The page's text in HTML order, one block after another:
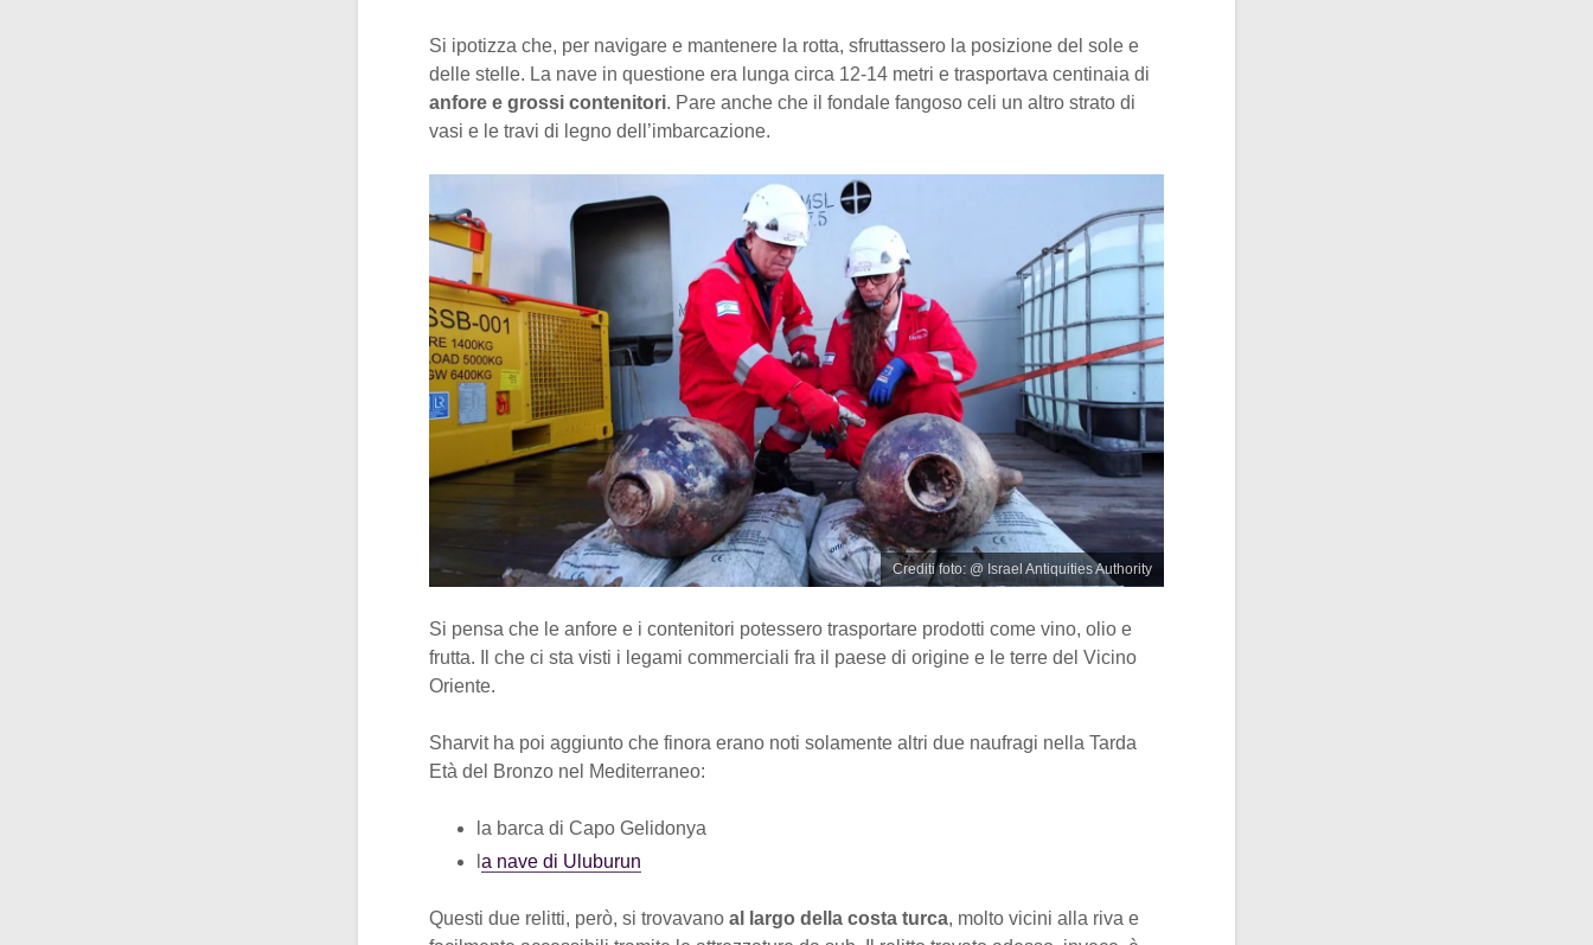
Si ipotizza che, per navigare e mantenere la rotta, sfruttassero la posizione del sole e
delle stelle. La nave in questione era lunga circa 12-14 metri e trasportava centinaia di
anfore e grossi contenitori. Pare anche che il fondale fangoso celi un altro strato di
vasi e le travi di legno dell’imbarcazione.
Crediti foto: @ Israel Antiquities Authority
Si pensa che le anfore e i contenitori potessero trasportare prodotti come vino, olio e
frutta. Il che ci sta visti i legami commerciali fra il paese di origine e le terre del Vicino
Oriente.
Sharvit ha poi aggiunto che finora erano noti solamente altri due naufragi nella Tarda
Età del Bronzo nel Mediterraneo:
la barca di Capo Gelidonya
a nave di Uluburun
Questi due relitti, però, si trovavano al largo della costa turca, molto vicini alla riva e